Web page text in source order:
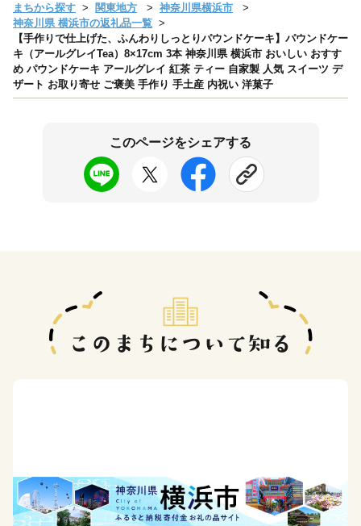
まちから探す 関東地方
神奈川県横浜市
神奈川県 横浜市の返礼品一覧
【手作りで仕上げた、ふんわりしっとりパウンドケーキ】パウンドケー
キ（アールグレイTea）8×17cm 3本 神奈川県 横浜市 おいしい おすす
め パウンドケーキ アールグレイ 紅茶 ティー 自家製 人気 スイーツ デ
ザート お取り寄せ ご褒美 手作り 手土産 内祝い 洋菓子
このページをシェアする